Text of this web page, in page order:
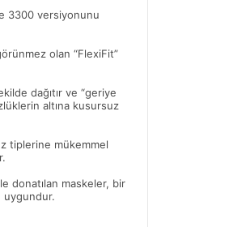
3300 versiyonunu
olan “FlexiFit”
dağıtır ve “geriye
altına kusursuz
tiplerine mükemmel
donatılan maskeler, bir
uygundur.